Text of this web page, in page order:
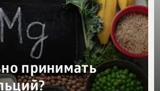
принимать